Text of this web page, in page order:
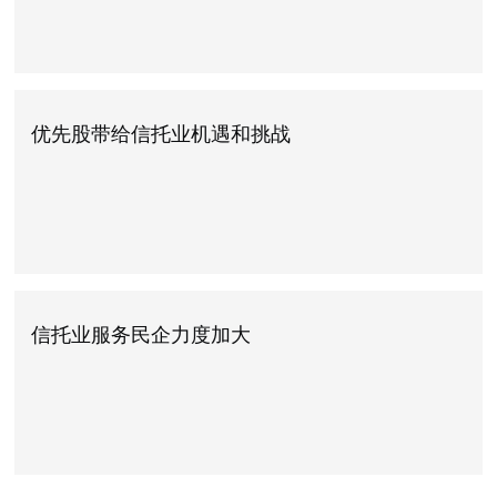
优先股带给信托业机遇和挑战
信托业服务民企力度加大